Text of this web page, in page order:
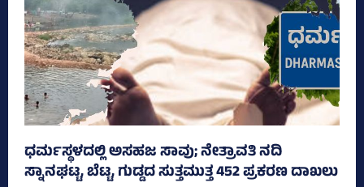
ಧರ್ಮಸ್ಥಳದಲ್ಲಿ ಅಸಹಜ ಸಾವು; ನೇತ್ರಾವತಿ ನದಿ
ಸ್ನಾನಘಟ್ಟ, ಬೆಟ್ಟ, ಗುಡ್ಡದ ಸುತ್ತಮುತ್ತ 452 ಪ್ರಕರಣ ದಾಖಲು